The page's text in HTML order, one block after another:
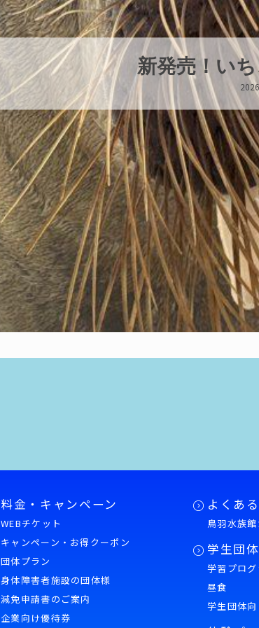
パラオオウムガ
料金・キャンペーン
WEBチケット
キャンペーン・お得クーポン
団体プラン
身体障害者施設の団体様
減免申請書のご案内
企業向け優待券
よくあ
鳥羽水族
学生団
学習プログ
昼食
学生団体